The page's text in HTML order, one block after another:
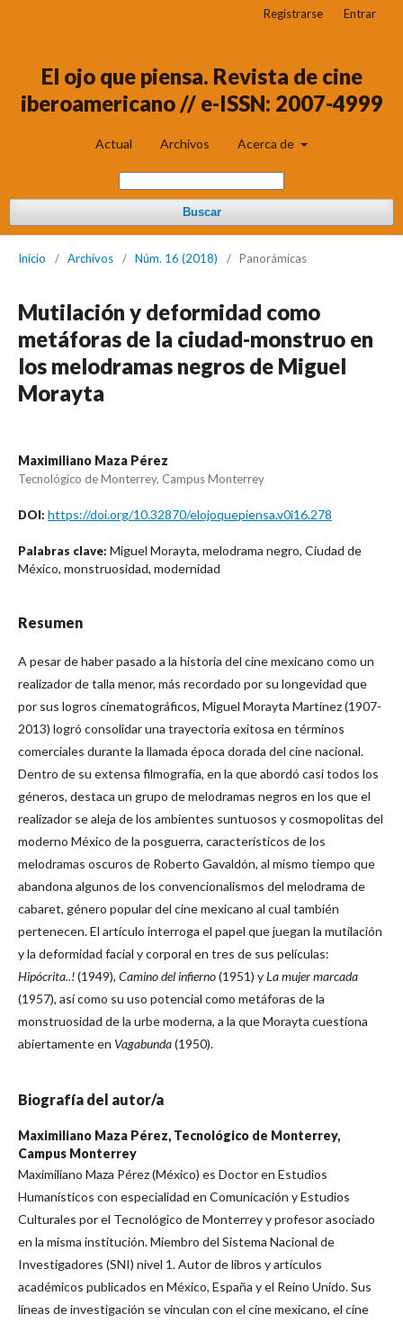
El ojo que piensa. Revista de cine
iberoamericano // e-ISSN: 2007-4999
Actual Archivos Acerca de
Buscar
Registrarse Entrar
Inicio / Archivos / Núm. 16 (2018) / Panorámicas
Mutilación y deformidad como
metáforas de la ciudad-monstruo en
los melodramas negros de Miguel
Morayta
Maximiliano Maza Pérez
Tecnológico de Monterrey, Campus Monterrey
DOI: https://doi.org/10.32870/elojoquepiensa.v0i16.278
Palabras clave: Miguel Morayta, melodrama negro, Ciudad de
México, monstruosidad, modernidad
Resumen
A pesar de haber pasado a la historia del cine mexicano como un
realizador de talla menor, más recordado por su longevidad que
por sus logros cinematográficos, Miguel Morayta Martínez (1907-
2013) logró consolidar una trayectoria exitosa en términos
comerciales durante la llamada época dorada del cine nacional.
Dentro de su extensa filmografía, en la que abordó casi todos los
géneros, destaca un grupo de melodramas negros en los que el
realizador se aleja de los ambientes suntuosos y cosmopolitas del
moderno México de la posguerra, característicos de los
melodramas oscuros de Roberto Gavaldón, al mismo tiempo que
abandona algunos de los convencionalismos del melodrama de
cabaret, género popular del cine mexicano al cual también
pertenecen. El artículo interroga el papel que juegan la mutilación
y la deformidad facial y corporal en tres de sus películas:
Hipócrita..!(1949), Camino del infierno(1951) yLa mujer marcada
(1957), así como su uso potencial como metáforas de la
monstruosidad de la urbe moderna, a la que Morayta cuestiona
abiertamente en Vagabunda(1950).
Biografía del autor/a
Maximiliano Maza Pérez, Tecnológico de Monterrey,
Campus Monterrey
Maximiliano Maza Pérez (México) es Doctor en Estudios
Humanísticos con especialidad en Comunicación y Estudios
Culturales por el Tecnológico de Monterrey y profesor asociado
en la misma institución. Miembro del Sistema Nacional de
Investigadores (SNI) nivel 1. Autor de libros y artículos
académicos publicados en México, España y el Reino Unido. Sus
líneas de investigación se vinculan con el cine mexicano, el cine